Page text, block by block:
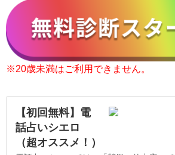
※20歳未満はご利用できません。
【初回無料】電
話占いシエロ
（超オススメ！）